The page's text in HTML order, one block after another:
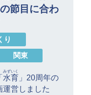
節目に合わ
り
関東
水育
みずいく
」20周年の
営しました